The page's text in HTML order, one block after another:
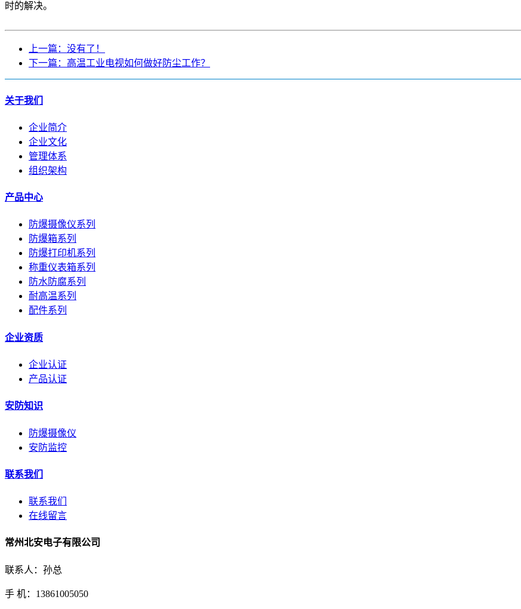
时的解决。
上一篇：没有了！
下一篇：高温工业电视如何做好防尘工作？
关于我们
企业简介
企业文化
管理体系
组织架构
产品中心
防爆摄像仪系列
防爆箱系列
防爆打印机系列
称重仪表箱系列
防水防腐系列
耐高温系列
配件系列
企业资质
企业认证
产品认证
安防知识
防爆摄像仪
安防监控
联系我们
联系我们
在线留言
常州北安电子有限公司
联系人：孙总
手 机：13861005050